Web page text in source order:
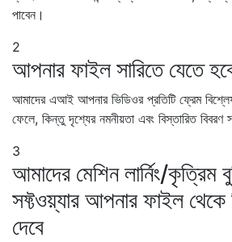
পাবেন।
2
আপনার ফাইল সারিতে যেতে
আমাদের এআই আপনার ভিডিওর প্রতিটি ফ্রেম
ফেলে, কিন্তু দৃশ্যের নমনীয়তা এবং বিস্তারিত বিবরণ
3
আমাদের মেশিন লার্নিং/কৃত্রিম
সফ্টওয়্যার আপনার ফাইল থেকে
দেবে